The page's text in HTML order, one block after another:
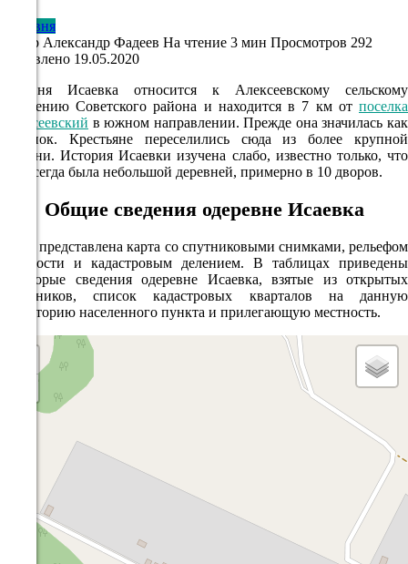
Деревня
Автор Александр Фадеев На чтение 3 мин Просмотров 292
Обновлено 19.05.2020
Деревня Исаевка относится к Алексеевскому сельскому
поселению Советского района и находится в 7 км от поселка
Алексеевский в южном направлении. Прежде она значилась как
починок. Крестьяне переселились сюда из более крупной
деревни. История Исаевки изучена слабо, известно только, что
она всегда была небольшой деревней, примерно в 10 дворов.
Общие сведения одеревне Исаевка
Ниже представлена карта со спутниковыми снимками, рельефом
местности и кадастровым делением. В таблицах приведены
некоторые сведения одеревне Исаевка, взятые из открытых
источников, список кадастровых кварталов на данную
территорию населенного пункта и прилегающую местность.